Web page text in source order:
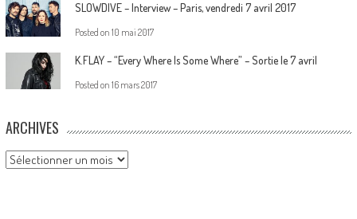
SLOWDIVE – Interview – Paris, vendredi 7 avril 2017
Posted on 10 mai 2017
K.FLAY – “Every Where Is Some Where” – Sortie le 7 avril
Posted on 16 mars 2017
ARCHIVES
Archives